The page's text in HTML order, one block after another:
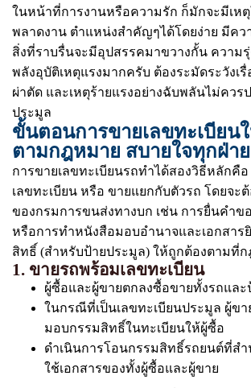
ในหน้าที่การงานหรือความรัก ก็มักจะมีเหตุ
พลาดงาน ตำแหน่งสำคัญๆได้โดยง่าย มีคว
สิ่งที่ราบรื่นจะมีอุปสรรคมาขวางกั้น ความ
พลังอุบัติเหตุแรงมากครับ ต้องระมัดระวังเรื่
ผ่าตัด และเหตุร้ายแรงอย่างฉับพลันไม่ควร
ประมูล
ขั้นตอนการขายเลขทะเบียน
ตามกฎหมาย สบายใจทุกฝ่าย
การขายเลขทะเบียนรถทำได้สองวิธีหลักคื
เลขทะเบียน หรือ ขายแยกกับตัวรถ โดยจ
ของกรมการขนส่งทางบก เช่น การยื่นคำข
หรือการทำหนังสือมอบอำนาจและเอกสาร
สิทธิ์ (สำหรับป้ายประมูล) ให้ถูกต้องตามที่
1. ขายรถพร้อมเลขทะเบียน
ผู้ซื้อและผู้ขายตกลงซื้อขายทั้งรถและ
ในกรณีที่เป็นเลขทะเบียนประมูล ผู้ขา
มอบกรรมสิทธิ์ในทะเบียนให้ผู้ซื้อ
ดำเนินการโอนกรรมสิทธิ์รถยนต์ที่ส
ใช้เอกสารของทั้งผู้ซื้อและผู้ขาย